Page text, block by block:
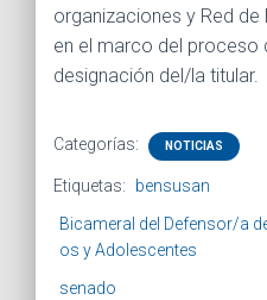
organizaciones y Red
en el marco del proceso
designación del/la titular.
Categorías: NOTICIAS
Etiquetas:
bensusan
Bicameral del Defensor/a
os y Adolescentes
senado